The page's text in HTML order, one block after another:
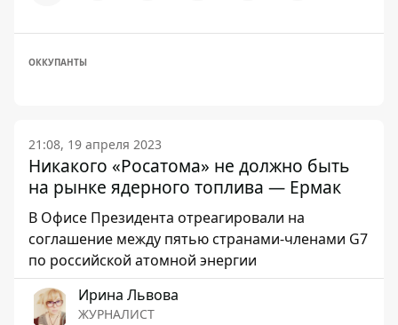
ОККУПАНТЫ
21:08, 19 апреля 2023
Никакого «Росатома» не должно быть
на рынке ядерного топлива — Ермак
В Офисе Президента отреагировали на
соглашение между пятью странами-членами G7
по российской атомной энергии
Ирина Львова
ЖУРНАЛИСТ